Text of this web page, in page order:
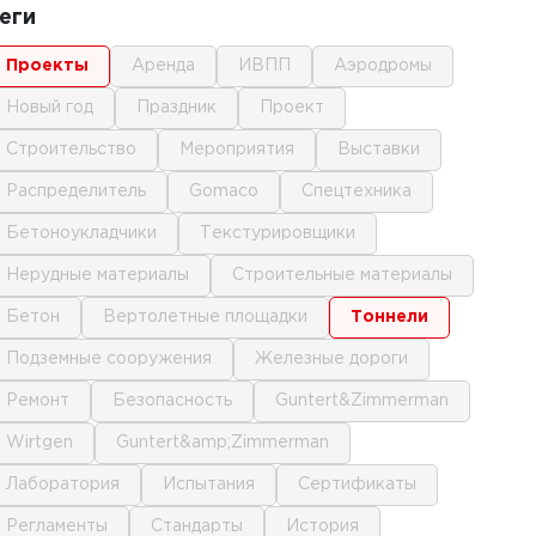
проекты аренда ИВПП аэродромы
новый год праздник проект
строительство мероприятия выставки
распределитель gomaco спецтехника
бетоноукладчики текстурировщики
нерудные материалы строительные материалы
бетон вертолетные площадки тоннели
подземные сооружения железные дороги
ремонт безопасность Guntert&Zimmerman
Wirtgen Guntert&amp;Zimmerman
лаборатория испытания сертификаты
регламенты стандарты история